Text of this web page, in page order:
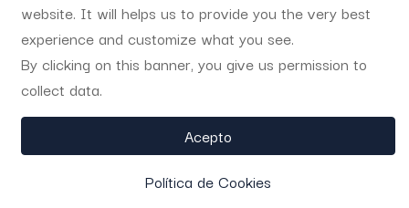
La red de mujeres profesionales WOMANTALENT, a través de
su iniciativa “Mujeres Influyentes de España” y el Centro
Internacional Santander Emprendimiento (CISE) lanzan durante
los meses de julio y agosto de 2019 un novedoso Programa de
Mentoring Express, en el que formaré parte del equipo de
mentoras.
website. It will helps us to provide you the very best
experience and customize what you see.
By clicking on this banner, you give us permission to
collect data.
Acepto
Política de Cookies